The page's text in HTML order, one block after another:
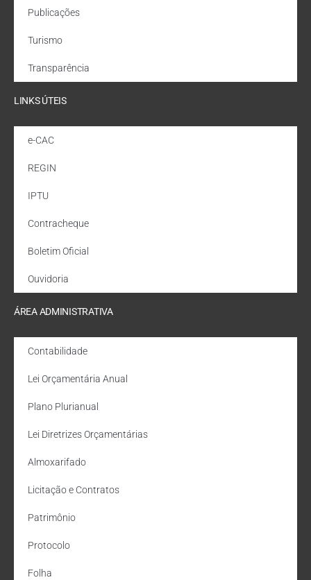
Publicações
Turismo
Transparência
LINKS ÚTEIS
e-CAC
REGIN
IPTU
Contracheque
Boletim Oficial
Ouvidoria
ÁREA ADMINISTRATIVA
Contabilidade
Lei Orçamentária Anual
Plano Plurianual
Lei Diretrizes Orçamentárias
Almoxarifado
Licitação e Contratos
Patrimônio
Protocolo
Folha